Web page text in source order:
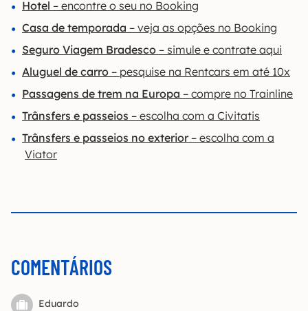
Hotel – encontre o seu no Booking
Casa de temporada – veja as opções no Booking
Seguro Viagem Bradesco – simule e contrate aqui
Aluguel de carro – pesquise na Rentcars em até 10x
Passagens de trem na Europa – compre no Trainline
Trânsfers e passeios – escolha com a Civitatis
Trânsfers e passeios no exterior – escolha com a
Viator
COMENTÁRIOS
Eduardo